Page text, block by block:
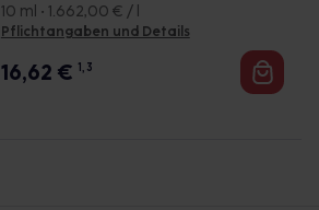
10 ml • 1.662,00 € / l
Pflichtangaben und Details
16,62 € 1, 3